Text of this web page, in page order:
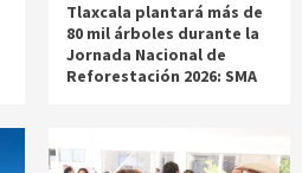
Tlaxcala plantará más de
80 mil árboles durante la
Jornada Nacional de
Reforestación 2026: SMA